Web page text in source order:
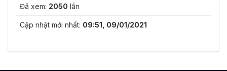
Đã xem: 2050 lần
Cập nhật mới nhất: 09:51, 09/01/2021